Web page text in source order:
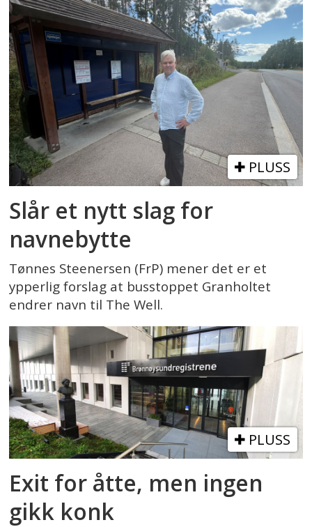
PLUSS
Slår et nytt slag for
navnebytte
Tønnes Steenersen (FrP) mener det er et
ypperlig forslag at busstoppet Granholtet
endrer navn til The Well.
PLUSS
Exit for åtte, men ingen
gikk konk